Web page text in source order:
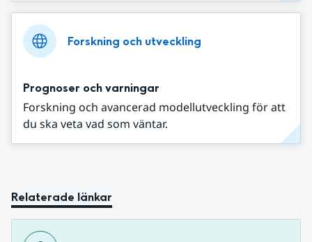
Forskning och utveckling
Prognoser och varningar
Forskning och avancerad modellutveckling för att
du ska veta vad som väntar.
Relaterade länkar